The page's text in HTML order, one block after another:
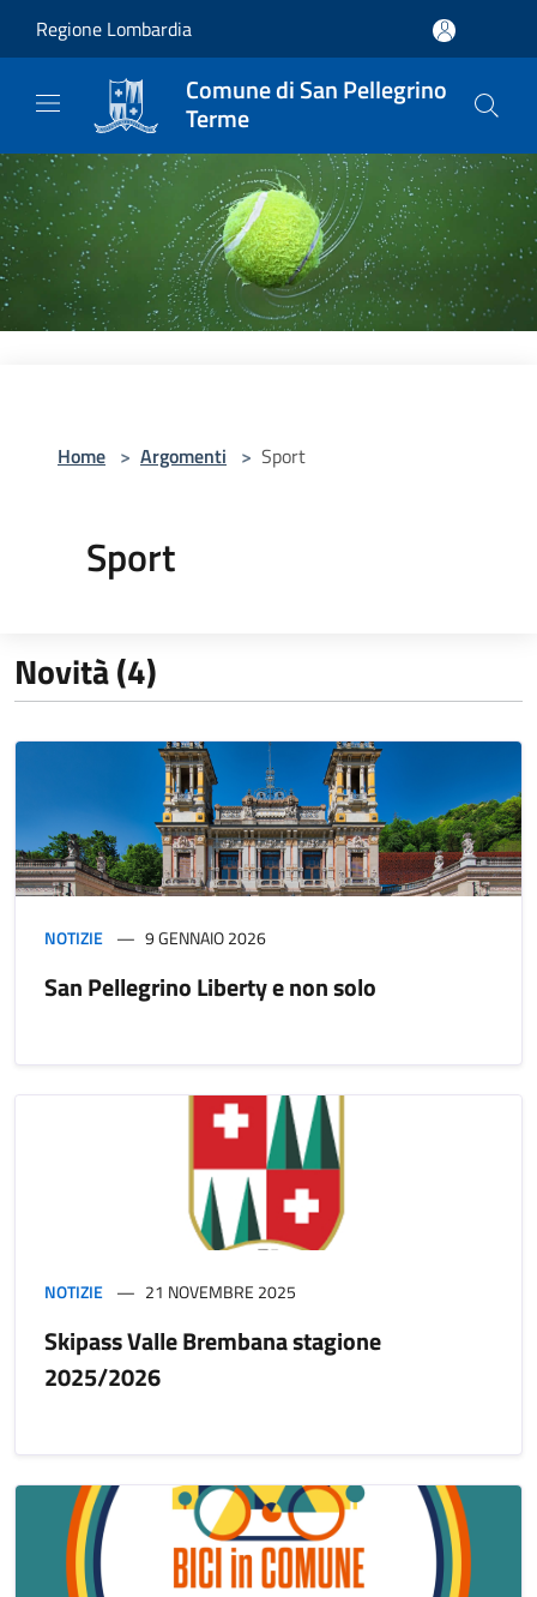
Regione Lombardia
Comune di San Pellegrino
Terme
Home > Argomenti > Sport
Sport
Novità (4)
NOTIZIE 9 GENNAIO 2026
San Pellegrino Liberty e non solo
NOTIZIE 21 NOVEMBRE 2025
Skipass Valle Brembana stagione
2025/2026